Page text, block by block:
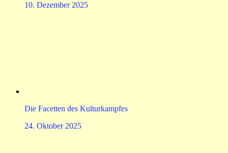
10. Dezember 2025
Die Facetten des Kulturkampfes
24. Oktober 2025